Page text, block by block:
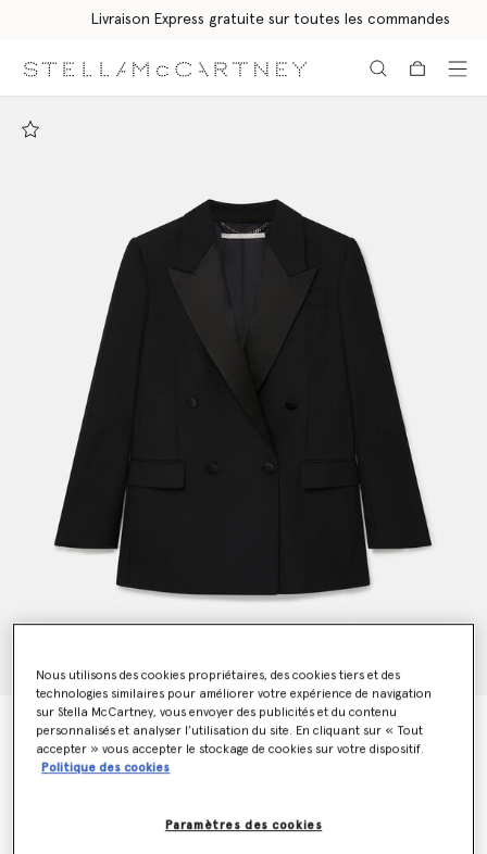
Livraison Express gratuite sur toutes les commandes
Blazer de smoking
CA$2,705.00
Nous utilisons des cookies propriétaires, des cookies tiers et des
technologies similaires pour améliorer votre expérience de navigation
sur Stella McCartney, vous envoyer des publicités et du contenu
personnalisés et analyser l’utilisation du site. En cliquant sur « Tout
accepter » vous accepter le stockage de cookies sur votre dispositif.
Politique des cookies
Paramètres des cookies